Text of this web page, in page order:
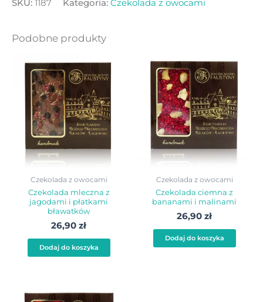
SKU: 1187 Kategoria: Czekolada z owocami
Podobne produkty
Czekolada z owocami
Czekolada mleczna z
jagodami i płatkami
bławatków
26,90 zł
Dodaj do koszyka
Czekolada z owocami
Czekolada ciemna z
bananami i malinami
26,90 zł
Dodaj do koszyka